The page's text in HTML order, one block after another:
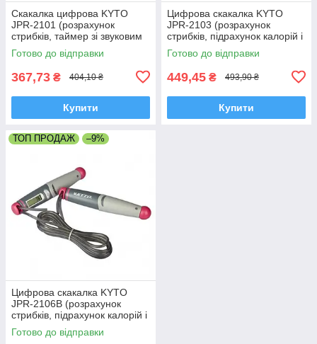
Скакалка цифрова KYTO
JPR-2101 (розрахунок
стрибків, таймер зі звуковим
сигналом, годинник)
Готово до відправки
367,73 ₴ 404,10 ₴
Купити
Цифрова скакалка KYTO
JPR-2103 (розрахунок
стрибків, підрахунок калорій і
жиру, що спалюється,
таймер, годинник)
Готово до відправки
449,45 ₴ 493,90 ₴
Купити
ТОП ПРОДАЖ –9%
Цифрова скакалка KYTO
JPR-2106B (розрахунок
стрибків, підрахунок калорій і
жиру, що спалюється,
таймер, годинник)
Готово до відправки